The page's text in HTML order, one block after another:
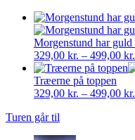
Morgenstund har guld
329,00 kr. – 499,00 kr.
Træerne på toppen
329,00 kr. – 499,00 kr.
Turen går til